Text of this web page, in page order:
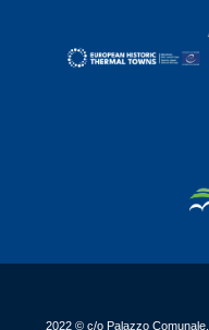
2022 © c/o Palazzo